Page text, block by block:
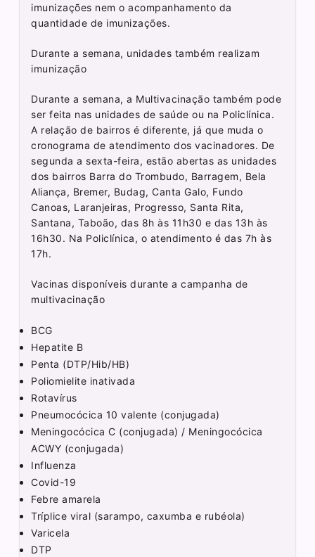
imunizações nem o acompanhamento da
quantidade de imunizações.
Durante a semana, unidades também realizam
imunização
Durante a semana, a Multivacinação também pode
ser feita nas unidades de saúde ou na Policlínica.
A relação de bairros é diferente, já que muda o
cronograma de atendimento dos vacinadores. De
segunda a sexta-feira, estão abertas as unidades
dos bairros Barra do Trombudo, Barragem, Bela
Aliança, Bremer, Budag, Canta Galo, Fundo
Canoas, Laranjeiras, Progresso, Santa Rita,
Santana, Taboão, das 8h às 11h30 e das 13h às
16h30. Na Policlínica, o atendimento é das 7h às
17h.
Vacinas disponíveis durante a campanha de
multivacinação
BCG
Hepatite B
Penta (DTP/Hib/HB)
Poliomielite inativada
Rotavírus
Pneumocócica 10 valente (conjugada)
Meningocócica C (conjugada) / Meningocócica
ACWY (conjugada)
Influenza
Covid-19
Febre amarela
Tríplice viral (sarampo, caxumba e rubéola)
Varicela
DTP